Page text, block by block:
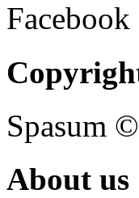
Facebook
Spasum ©
About us